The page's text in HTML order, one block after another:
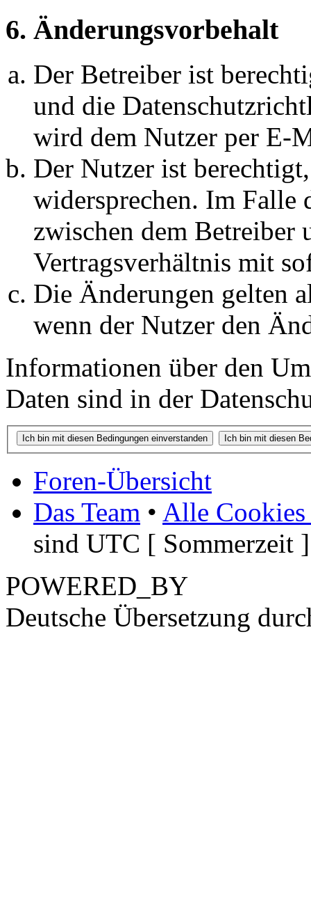
6. Änderungsvorbehalt
Der Betreiber ist
und die
wird dem Nutzer per E-
Der Nutzer ist
widersprechen. Im Falle
zwischen dem Betreiber
Vertragsverhältnis mit
Die Änderungen gelten
wenn der Nutzer den
Informationen über den
Daten sind in der
Foren-Übersicht
Das Team • Alle Cookies
sind UTC [ Sommerzeit ]
POWERED_BY
Deutsche Übersetzung